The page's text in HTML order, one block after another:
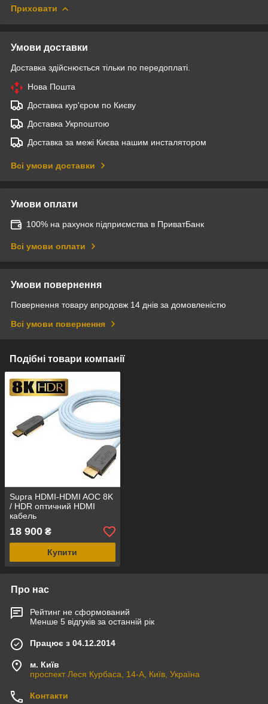
Приховати
Умови доставки
Доставка здійснюється тільки по передоплаті.
Нова Пошта
Доставка кур'єром по Києву
Доставка Укрпоштою
Доставка за межі Києва нашим инсталятором
Всі умови доставки
Умови оплати
100% на рахунок підприємства в ПриватБанк
Всі умови оплати
Умови повернення
Повернення товару впродовж 14 днів за домовленістю
Всі умови повернення
Подібні товари компанії
Supra HDMI-HDMI AOC 8K
/ HDR оптичний HDMI
кабель
18 900 ₴
Купити
Про нас
Рейтинг не сформований
Менше 5 відгуків за останній рік
Працює з 04.12.2014
м. Київ
проспект Леся Курбаса, 14-А, Київ, Україна
Контакти